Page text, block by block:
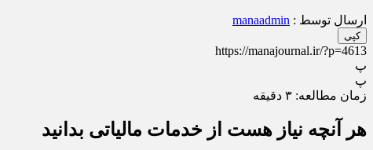
ارسال توسط : manaadmin
کپی
https://manajournal.ir/?p=4613
پ
پ
زمان مطالعه: ۳ دقیقه
هر آنچه نیاز هست از خدمات مالیاتی بدانید